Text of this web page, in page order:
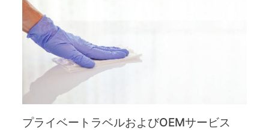
プライベートラベルおよびOEMサービス